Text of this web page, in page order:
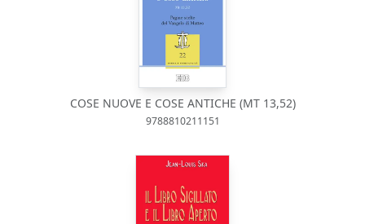
COSE NUOVE E COSE ANTICHE (MT 13,52)
9788810211151